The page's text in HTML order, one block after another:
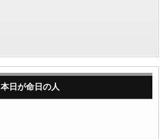
本日が命日の人